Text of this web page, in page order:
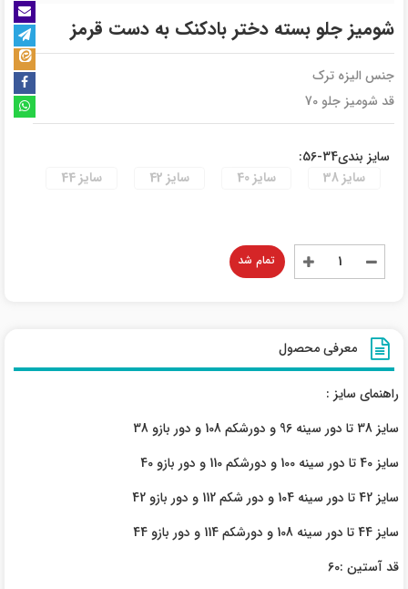
شومیز جلو بسته دختر بادکنک به دست قرمز
جنس الیزه ترک
قد شومیز جلو 70
سایز بندی34-56:
سایز 38
سایز 40 سایز 42 سایز 44
تمام شد
معرفی محصول
راهنمای سایز :
سایز 38 تا دور سینه 96 و دورشکم 108 و دور بازو 38
سایز 40 تا دور سینه 100 و دورشکم 110 و دور بازو 40
سایز 42 تا دور سینه 104 و دور شکم 112 و دور بازو 42
سایز 44 تا دور سینه 108 و دورشکم 114 و دور بازو 44
قد آستین :60